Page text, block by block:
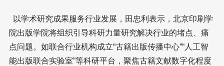
以学术研究成果服务行业发展，田忠利表示，北京印刷学
院出版学院将组织引导科研力量研究解决行业的堵点、痛
点问题。如联合行业机构成立“古籍出版传播中心”“人工智
能出版联合实验室”等科研平台，聚焦古籍文献数字化程度